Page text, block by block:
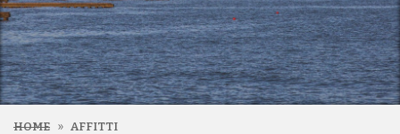
HOME AFFITTI